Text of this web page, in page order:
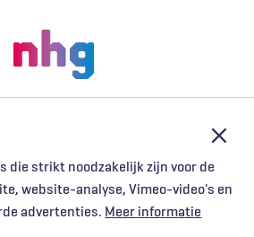
die strikt noodzakelijk zijn voor de
website-analyse, Vimeo-video's en
advertenties. Meer informatie